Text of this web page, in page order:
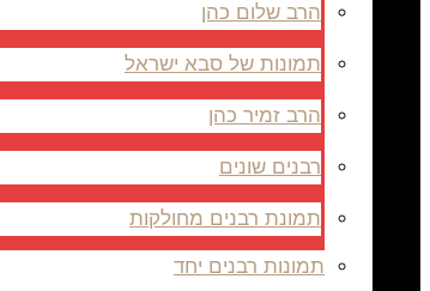
הרב שלום כהן
תמונות של סבא ישראל
הרב זמיר כהן
רבנים שונים
תמונת רבנים מחולקות
תמונות רבנים יחד